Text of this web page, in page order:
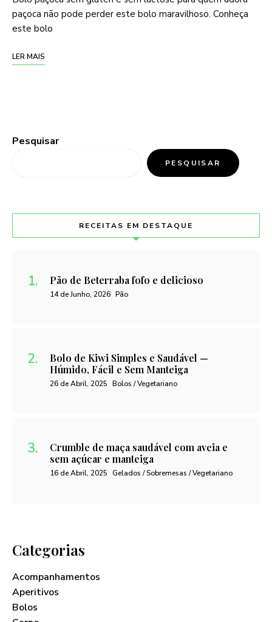
paçoca não pode perder este bolo maravilhoso. Conheça
este bolo
LER MAIS
Pesquisar
PESQUISAR
RECEITAS EM DESTAQUE
Pão de Beterraba fofo e delicioso
14 de Junho, 2026 Pão
Bolo de Kiwi Simples e Saudável —
Húmido, Fácil e Sem Manteiga
26 de Abril, 2025 Bolos / Vegetariano
Crumble de maça saudável com aveia e
sem açúcar e manteiga
16 de Abril, 2025 Gelados / Sobremesas / Vegetariano
Categorias
Acompanhamentos
Aperitivos
Bolos